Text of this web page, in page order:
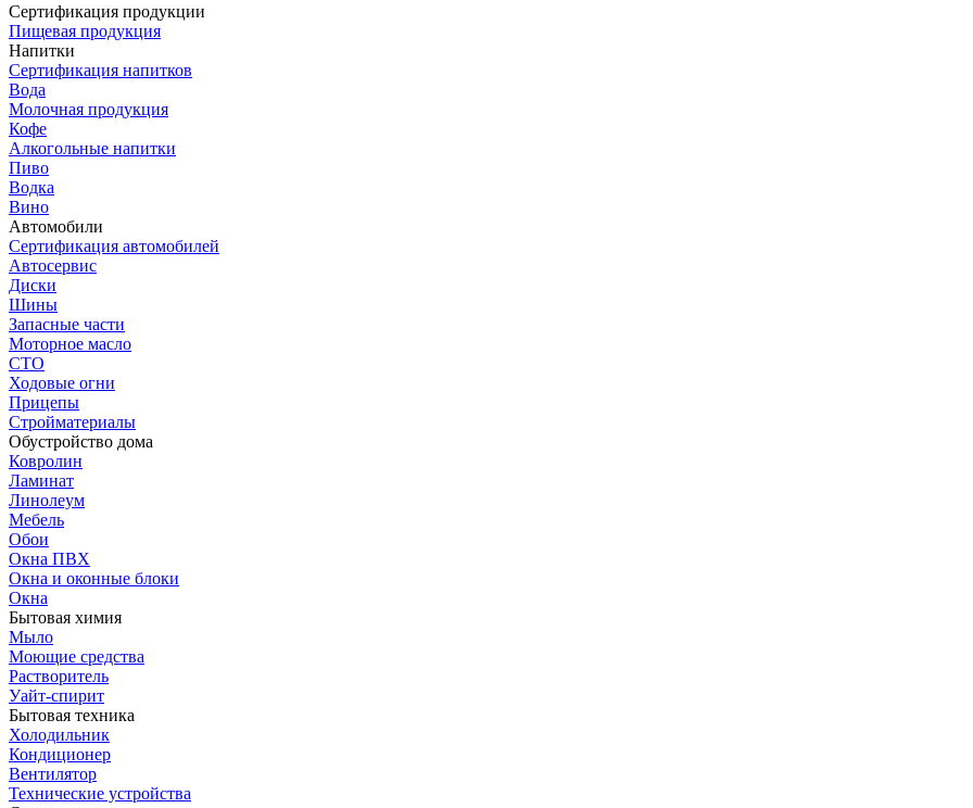
Сертификация продукции
Пищевая продукция
Напитки
Сертификация напитков
Вода
Молочная продукция
Кофе
Алкогольные напитки
Пиво
Водка
Вино
Автомобили
Сертификация автомобилей
Автосервис
Диски
Шины
Запасные части
Моторное масло
СТО
Ходовые огни
Прицепы
Стройматериалы
Обустройство дома
Ковролин
Ламинат
Линолеум
Мебель
Обои
Окна ПВХ
Окна и оконные блоки
Окна
Бытовая химия
Мыло
Моющие средства
Растворитель
Уайт-спирит
Бытовая техника
Холодильник
Кондиционер
Вентилятор
Технические устройства